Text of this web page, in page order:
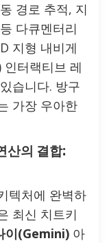
경로 추적, 지
다큐멘터리
지형 내비게
터랙티브 레
습니다. 방구
가장 우아한
산의 결합:
텍처에 완벽하
최신 치트키
이(Gemini) 아